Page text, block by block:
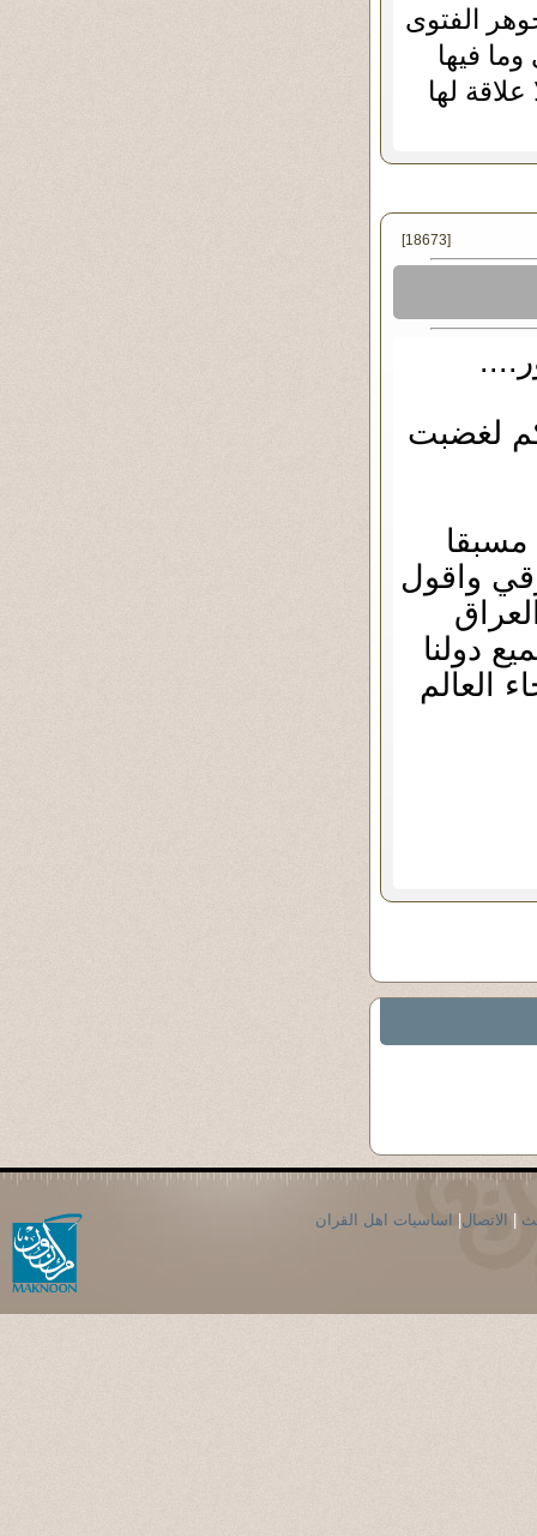
الفتوى
فيها
لها
[18673]
لغضبت
واقول
دولنا
العالم
الاتصال اساسيات اهل القران